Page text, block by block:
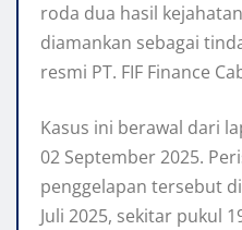
roda dua hasil
diamankan sebagai
resmi PT. FIF Finance
Kasus ini berawal dari
02 September 2025.
penggelapan tersebut
Juli 2025, sekitar pukul